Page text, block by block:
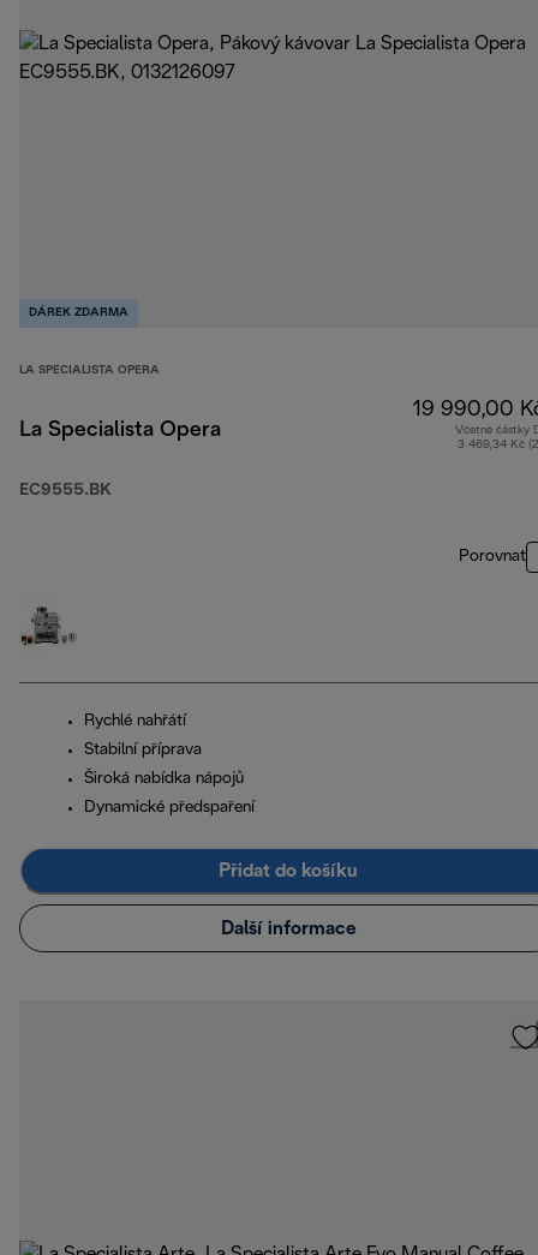
DÁREK ZDARMA
LA SPECIALISTA OPERA
La Specialista Opera
EC9555.BK
19 990,00
Včetně částky
3 469,34 Kč
Porovnat
Rychlé nahřátí
Stabilní příprava
Široká nabídka nápojů
Dynamické předspaření
Přidat do košíku
Další informace